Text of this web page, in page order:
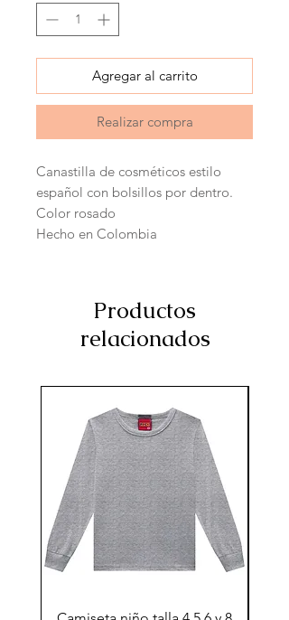
Agregar al carrito
Realizar compra
Canastilla de cosméticos estilo
español con bolsillos por dentro.
Color rosado
Hecho en Colombia
Productos
relacionados